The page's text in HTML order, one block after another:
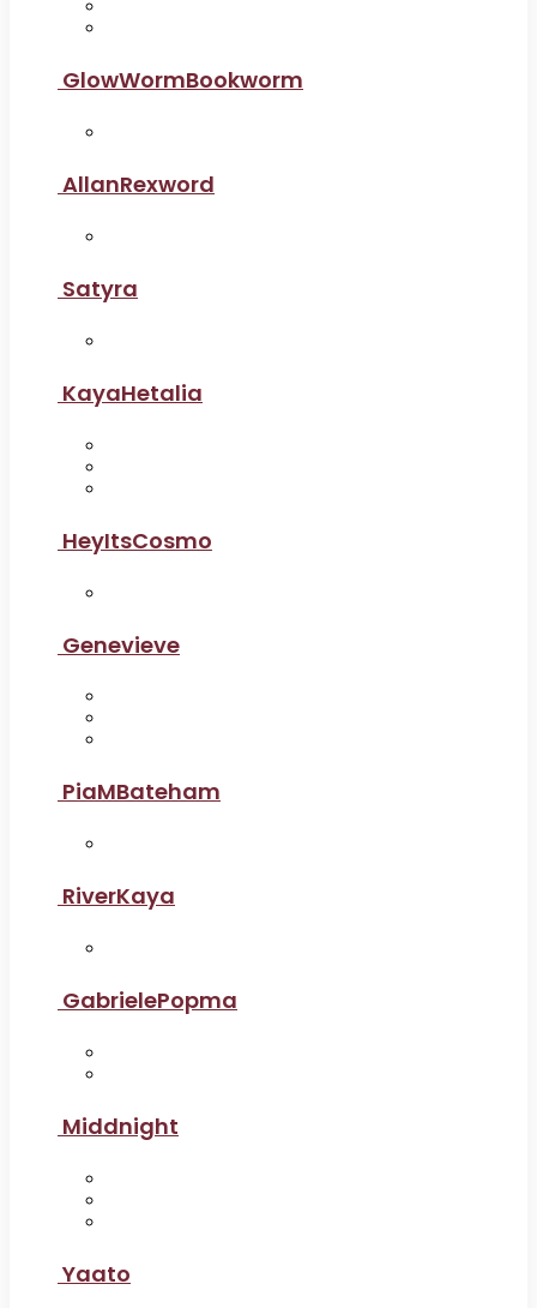
GlowWormBookworm
AllanRexword
Satyra
KayaHetalia
HeyItsCosmo
Genevieve
PiaMBateham
RiverKaya
GabrielePopma
Middnight
Yaato